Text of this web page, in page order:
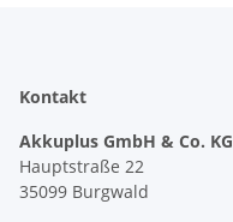
Kontakt
Akkuplus GmbH & Co. KG
Hauptstraße 22
35099 Burgwald